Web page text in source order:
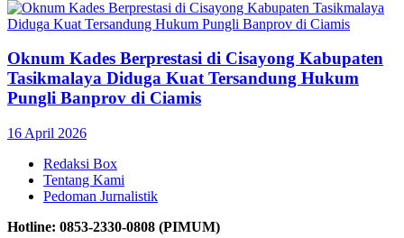
Oknum Kades Berprestasi di Cisayong Kabupaten
Tasikmalaya Diduga Kuat Tersandung Hukum
Pungli Banprov di Ciamis
16 April 2026
Redaksi Box
Tentang Kami
Pedoman Jurnalistik
Hotline: 0853-2330-0808 (PIMUM)